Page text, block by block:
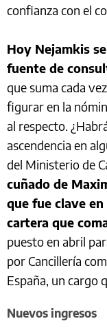
confianza con el
Hoy Nejamkis
fuente de
que suma cada
figurar en la
al respecto.
ascendencia en
del Ministerio de
cuñado de
que fue clave
cartera que
puesto en abril
por Cancillería
España, un cargo
Nuevos ingresos